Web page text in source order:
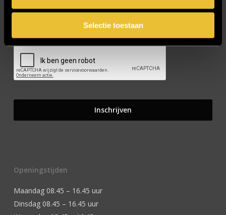
Selectie toestaan
Openingstijden
Maandag 08.45 – 16.45 uur
Dinsdag 08.45 – 16.45 uur